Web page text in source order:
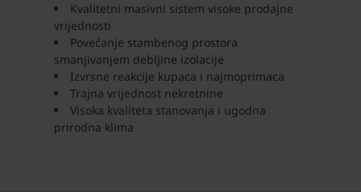
Kvalitetni masivni sistem visoke prodajne
vrijednosti
Povećanje stambenog prostora
smanjivanjem debljine izolacije
Izvrsne reakcije kupaca i najmoprimaca
Trajna vrijednost nekretnine
Visoka kvaliteta stanovanja i ugodna
prirodna klima